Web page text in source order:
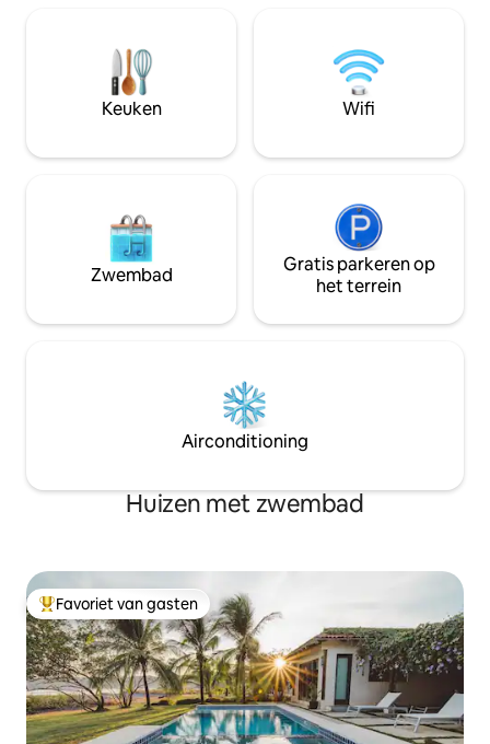
vriendengroep. 🏕️Perfect voor wie op
zoek is naar rust, natuur en een
authentieke ervaring op slechts enkele
stappen van de oceaan🌊. Boek nu, we
keuken en
ontspannend
de wildernis. Vraag ons naar
rondleidingen
Keuken Wifi
Zwembad
Gratis parkeren op
het terrein
Airconditioning
Huizen met zwembad
Topfavoriet van gasten
Favoriet van gasten